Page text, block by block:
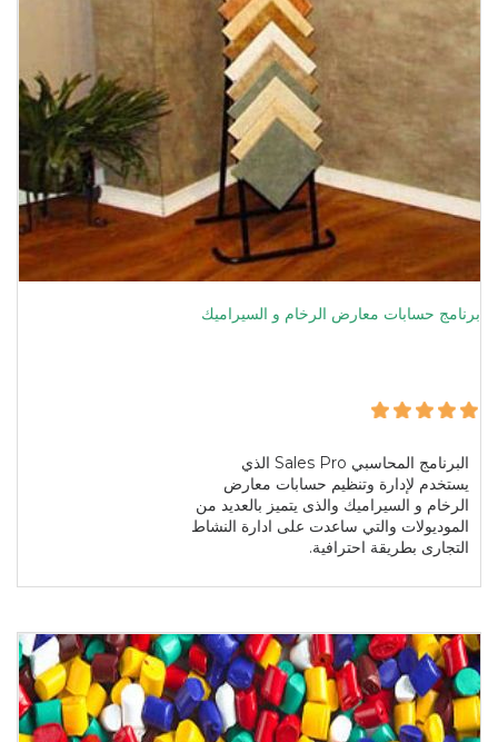
برنامج حسابات معارض الرخام و السيراميك
البرنامج المحاسبي Sales Pro الذي
يستخدم لإدارة وتنظيم حسابات معارض
الرخام و السيراميك والذى يتميز بالعديد من
الموديولات والتي ساعدت على ادارة النشاط
التجارى بطريقة احترافية.